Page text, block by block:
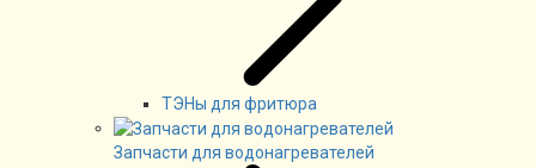
ТЭНы для фритюра
Запчасти для водонагревателей